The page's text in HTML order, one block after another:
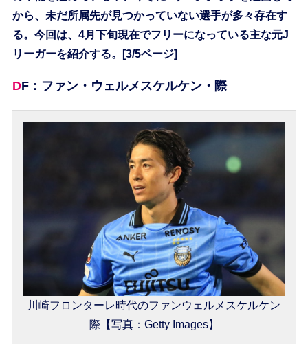
から、未だ所属先が見つかっていない選手が多々存在す
る。今回は、4月下旬現在でフリーになっている主な元J
リーガーを紹介する。[3/5ページ]
DF：ファン・ウェルメスケルケン・際
川崎フロンターレ時代のファンウェルメスケルケン
際【写真：Getty Images】